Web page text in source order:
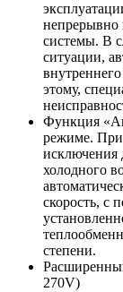
непрерывно
системы. В
ситуации,
этому,
Функция
режиме. При
исключения
холодного
скорость, с
степени.
270V)